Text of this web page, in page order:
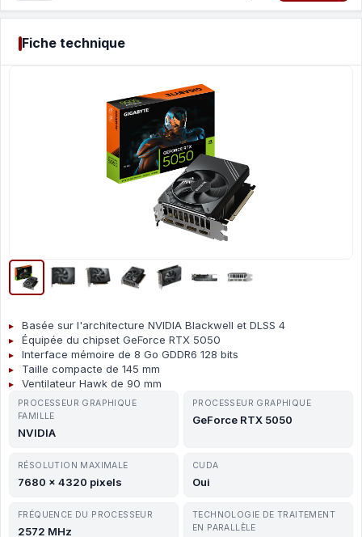
Fiche technique
Basée sur l'architecture NVIDIA Blackwell et DLSS 4
Équipée du chipset GeForce RTX 5050
Interface mémoire de 8 Go GDDR6 128 bits
Taille compacte de 145 mm
Ventilateur Hawk de 90 mm
PROCESSEUR GRAPHIQUE
FAMILLE
NVIDIA
PROCESSEUR GRAPHIQUE
GeForce RTX 5050
RÉSOLUTION MAXIMALE
7680 x 4320 pixels
CUDA
Oui
FRÉQUENCE DU PROCESSEUR
2572 MHz
TECHNOLOGIE DE TRAITEMENT
EN PARALLÈLE